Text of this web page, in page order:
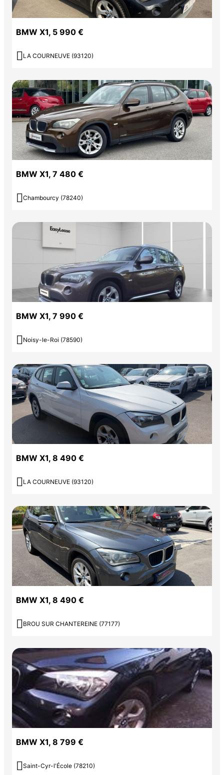
BMW X1, 5 990 €
 LA COURNEUVE (93120)
BMW X1, 7 480 €
 Chambourcy (78240)
BMW X1, 7 990 €
 Noisy-le-Roi (78590)
BMW X1, 8 490 €
 LA COURNEUVE (93120)
BMW X1, 8 490 €
 BROU SUR CHANTEREINE (77177)
BMW X1, 8 799 €
 Saint-Cyr-l'École (78210)